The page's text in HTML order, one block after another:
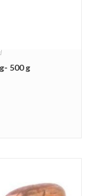
500 g